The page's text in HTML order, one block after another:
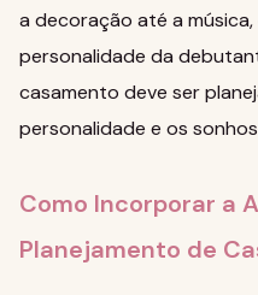
a decoração até a
personalidade da
casamento deve ser
personalidade e os
Como Incorporar a
Planejamento de